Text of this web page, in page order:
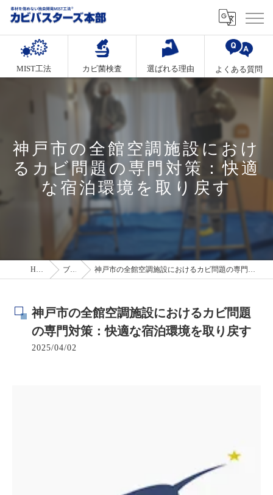
MIST工法 カビ菌検査 選ばれる理由 よくある質問
神戸市の全館空調施設におけ
るカビ問題の専門対策：快適
な宿泊環境を取り戻す
HOME ブログ 神戸市の全館空調施設におけるカビ問題の専門対策：快適な宿泊環境を取り戻す
神戸市の全館空調施設におけるカビ問題
の専門対策：快適な宿泊環境を取り戻す
2025/04/02